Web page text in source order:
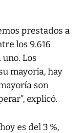
prestados a
los 9.616
Los
mayoría, hay
son
explicó.
es del 3 %,